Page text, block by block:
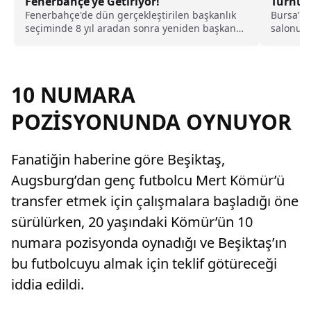
Fenerbahçe'de dün gerçekleştirilen başkanlık
seçiminde 8 yıl aradan sonra yeniden başkan
10 NUMARA
POZİSYONUNDA OYNUYOR
Fanatiğin haberine göre Beşiktaş,
Augsburg’dan genç futbolcu Mert Kömür’ü
transfer etmek için çalışmalara başladığı öne
sürülürken, 20 yaşındaki Kömür’ün 10
numara pozisyonda oynadığı ve Beşiktaş’ın
bu futbolcuyu almak için teklif götüreceği
iddia edildi.